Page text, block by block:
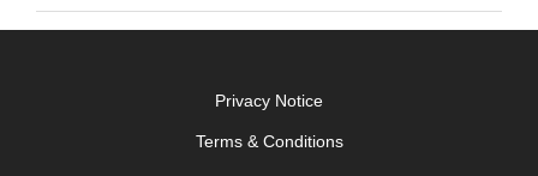
Privacy Notice
Terms & Conditions